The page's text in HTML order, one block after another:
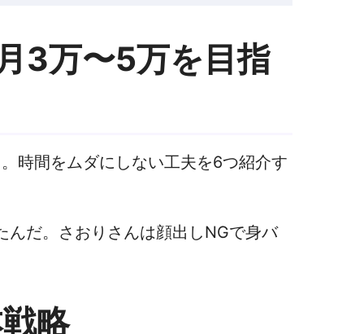
3万〜5万を目指
時間をムダにしない工夫を6つ紹介す
だ。さおりさんは顔出しNGで身バ
略